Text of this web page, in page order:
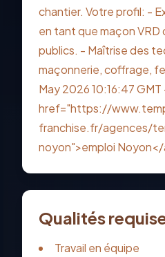
chantier. Votre profil: -
en tant que maçon VRD
publics. - Maîtrise des
maçonnerie, coffrage,
May 2026 10:16:47
href="https://
franchise.fr/agences/
noyon">emploi Noyon</
Qualités
Travail en équipe